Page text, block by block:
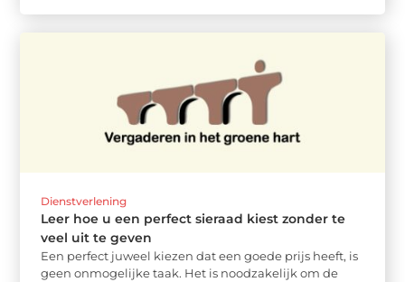
Dienstverlening
Leer hoe u een perfect sieraad kiest zonder te
veel uit te geven
Een perfect juweel kiezen dat een goede prijs heeft, is
geen onmogelijke taak. Het is noodzakelijk om de